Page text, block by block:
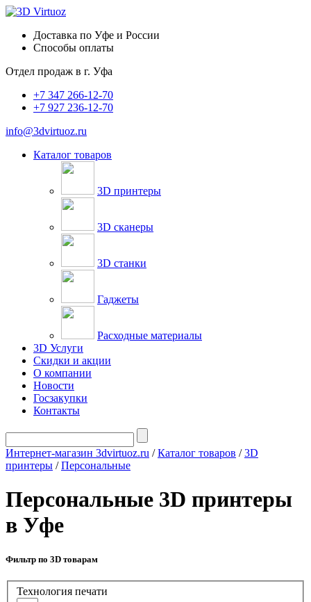
Доставка по Уфе и России
Способы оплаты
Отдел продаж в г. Уфа
+7 347 266-12-70
+7 927 236-12-70
info@3dvirtuoz.ru
Каталог товаров
3D принтеры
3D сканеры
3D станки
Гаджеты
Расходные материалы
3D Услуги
Скидки и акции
О компании
Новости
Госзакупки
Контакты
Интернет-магазин 3dvirtuoz.ru /Каталог товаров /3D
принтеры /Персональные
Персональные 3D принтеры
в Уфе
Фильтр по 3D товарам
Технология печати